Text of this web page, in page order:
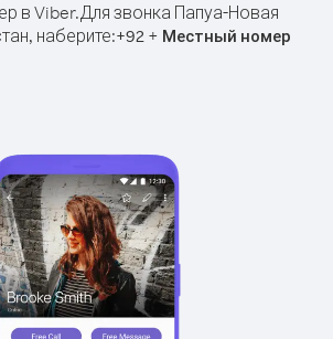
в Viber.Для звонка Папуа-Новая
наберите:+92+ Местный номер